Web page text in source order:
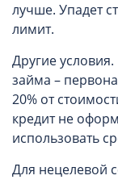
лучше. Упадет
лимит.
Другие
займа –
20% от
кредит не
использовать
Для нецелевой